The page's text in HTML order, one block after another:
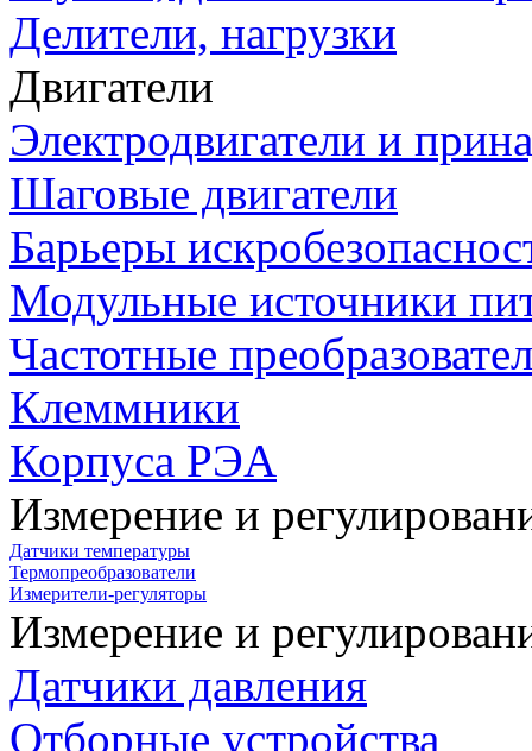
Делители, нагрузки
Двигатели
Электродвигатели и
Шаговые двигатели
Барьеры
Модульные источники
Частотные
Клеммники
Корпуса РЭА
Измерение и
Датчики температуры
Термопреобразователи
Измерители-регуляторы
Измерение и
Датчики давления
Отборные устройства